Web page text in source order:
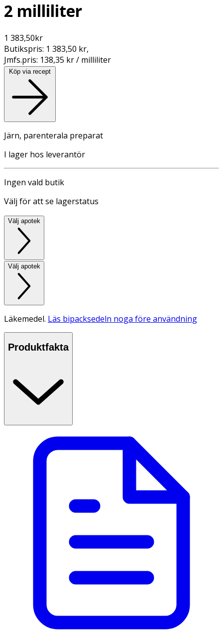
2 milliliter
1 383,50kr
Butikspris: 1 383,50 kr,
Jmfs.pris: 138,35 kr / milliliter
Köp via recept
Järn, parenterala preparat
I lager hos leverantör
Ingen vald butik
Välj för att se lagerstatus
Välj apotek
Välj apotek
Läkemedel. Läs bipacksedeln noga före användning
Produktfakta